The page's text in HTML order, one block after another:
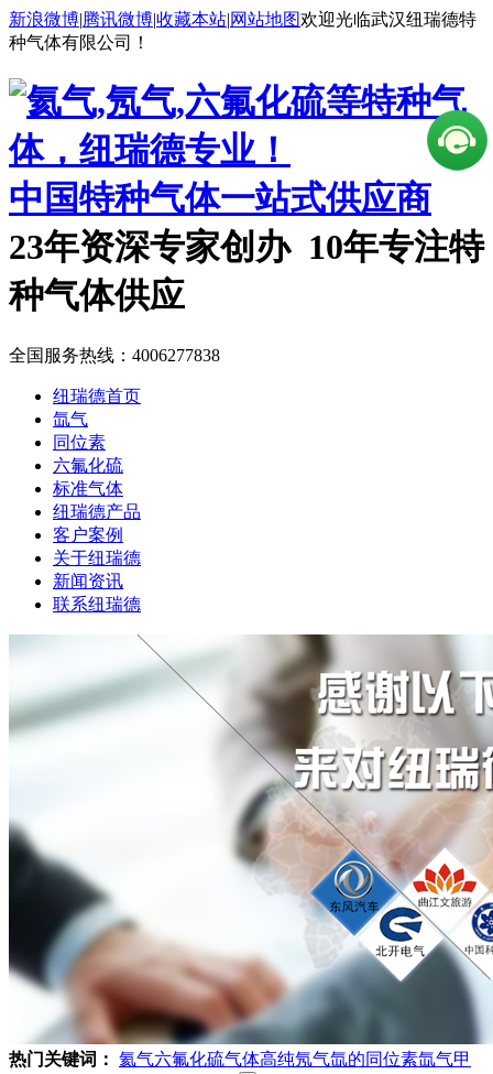
新浪微博|腾讯微博|收藏本站|网站地图欢迎光临武汉纽瑞德特
种气体有限公司！
中国特种气体一站式供应商
23年资深专家创办 10年专注特
种气体供应
全国服务热线： 4006277838
纽瑞德首页
氙气
同位素
六氟化硫
标准气体
纽瑞德产品
客户案例
关于纽瑞德
新闻资讯
联系纽瑞德
热门关键词： 氦气六氟化硫气体高纯氖气氙的同位素氙气甲